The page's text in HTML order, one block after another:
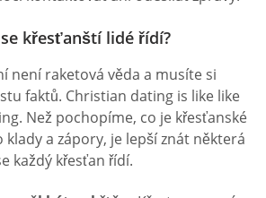
křesťanští lidé řídí?
není raketová věda a musíte si
faktů. Christian dating is like like
Než pochopíme, co je křesťanské
klady a zápory, je lepší znát některá
každý křesťan řídí.